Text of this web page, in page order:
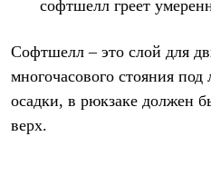
софтшелл греет
Софтшелл – это слой для
многочасового стояния
осадки, в рюкзаке должен
верх.